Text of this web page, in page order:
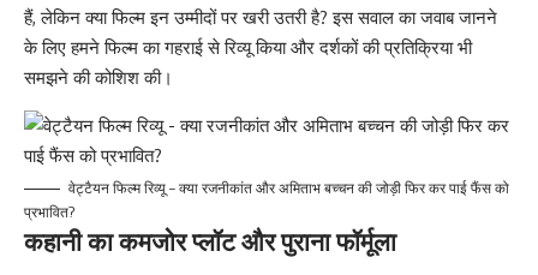
हैं, लेकिन क्या फिल्म इन उम्मीदों पर खरी उतरी है? इस सवाल का जवाब जानने
के लिए हमने फिल्म का गहराई से रिव्यू किया और दर्शकों की प्रतिक्रिया भी
समझने की कोशिश की।
वेट्टैयन फिल्म रिव्यू – क्या रजनीकांत और अमिताभ बच्चन की जोड़ी फिर कर पाई फैंस को
प्रभावित?
कहानी का कमजोर प्लॉट और पुराना फॉर्मूला